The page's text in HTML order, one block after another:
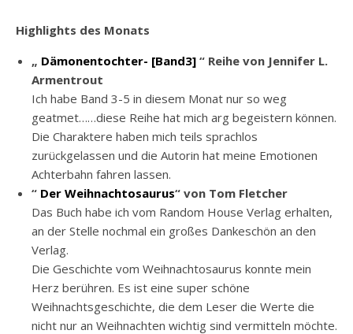
Highlights des Monats
„ Dämonentochter- [Band3] “ Reihe von Jennifer L.
Armentrout
Ich habe Band 3-5 in diesem Monat nur so weg
geatmet……diese Reihe hat mich arg begeistern können.
Die Charaktere haben mich teils sprachlos
zurückgelassen und die Autorin hat meine Emotionen
Achterbahn fahren lassen.
“ Der Weihnachtosaurus“ von Tom Fletcher
Das Buch habe ich vom Random House Verlag erhalten,
an der Stelle nochmal ein großes Dankeschön an den
Verlag.
Die Geschichte vom Weihnachtosaurus konnte mein
Herz berühren. Es ist eine super schöne
Weihnachtsgeschichte, die dem Leser die Werte die
nicht nur an Weihnachten wichtig sind vermitteln möchte.